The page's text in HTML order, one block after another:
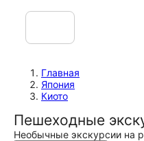
Главная
Япония
Киото
Пешеходные
Необычные экскурсии на